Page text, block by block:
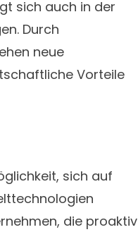
sich auch in der
Durch
neue
Vorteile
sich auf
die proaktiv